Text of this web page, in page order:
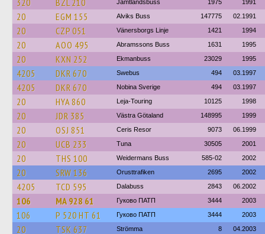
320 BZL 210 Jämtlandsbuss 1975 1991
20 EGM 155 Alviks Buss 147775 02.1991
20 CZP 051 Vänersborgs Linje 1421 1994
20 AOO 495 Abramssons Buss 1631 1995
20 KXN 252 Ekmanbuss 23029 1995
4205 DKR 670 Swebus 494 03.1997
4205 DKR 670 Nobina Sverige 494 03.1997
20 HYA 860 Leja-Touring 10125 1998
20 JDR 385 Västra Götaland 148995 1999
20 OSJ 851 Ceris Resor 9073 06.1999
20 UCB 233 Tuna 30505 2001
20 THS 100 Weidermans Buss 585-02 2002
20 SRW 136 Orusttrafiken 2695 2002
4205 TCD 595 Dalabuss 2843 06.2002
106 МА 928 61 Гуково ПАТП 3444 2003
106 Р 520 НТ 61 Гуково ПАТП 3444 2003
20 TSK 637 Strömma 8 04.2003